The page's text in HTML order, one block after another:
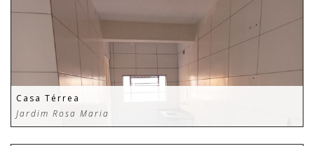
Casa Térrea
Jardim Rosa Maria